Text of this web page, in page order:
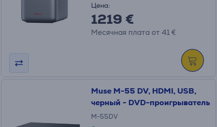
Цена:
1219 €
Месячная плата от 41 €
Muse M-55 DV, HDMI, USB,
черный - DVD-проигрыватель
M-55DV